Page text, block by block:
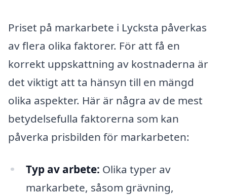
Priset på markarbete i Lycksta påverkas
av flera olika faktorer. För att få en
korrekt uppskattning av kostnaderna är
det viktigt att ta hänsyn till en mängd
olika aspekter. Här är några av de mest
betydelsefulla faktorerna som kan
påverka prisbilden för markarbeten:
Typ av arbete: Olika typer av
markarbete, såsom grävning,